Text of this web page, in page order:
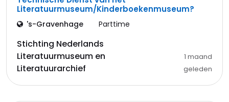
Literatuurmuseum/Kinderboekenmuseum?
's-Gravenhage Parttime
Stichting Nederlands
Literatuurmuseum en
Literatuurarchief
1 maand
geleden